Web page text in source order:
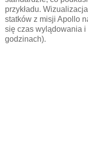
przykładu.
statków z misji Apollo
się czas wylądowania
godzinach).